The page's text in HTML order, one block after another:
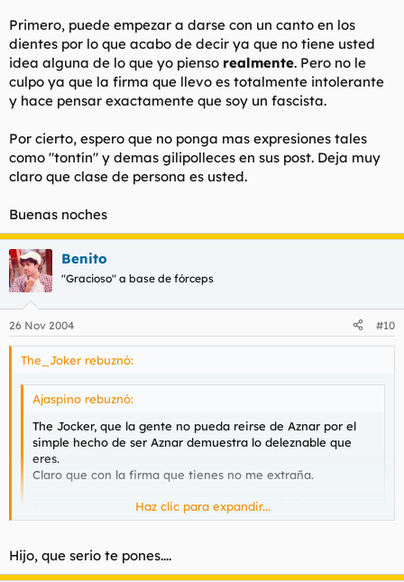
Primero, puede empezar a darse con un canto en los
dientes por lo que acabo de decir ya que no tiene usted
idea alguna de lo que yo pienso realmente. Pero no le
culpo ya que la firma que llevo es totalmente intolerante
y hace pensar exactamente que soy un fascista.
Por cierto, espero que no ponga mas expresiones tales
como "tontín" y demas gilipolleces en sus post. Deja muy
claro que clase de persona es usted.
Buenas noches
Benito
"Gracioso" a base de fórceps
26 Nov 2004 #10
The_Joker rebuznó:
Ajaspino rebuznó:
The Jocker, que la gente no pueda reirse de Aznar por el
simple hecho de ser Aznar demuestra lo deleznable que
eres.
Claro que con la firma que tienes no me extraña.
Anda, corre, ve a decirle a tu amo que alguien ha puesto
unas fotos muy irrespetuosas hacia su persona.
Tontín.
Haz clic para expandir...
Hijo, que serio te pones....